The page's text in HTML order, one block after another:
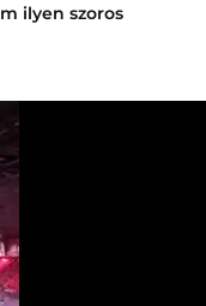
ilyen szoros